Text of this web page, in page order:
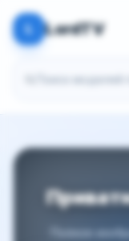
L LordTV
Полное